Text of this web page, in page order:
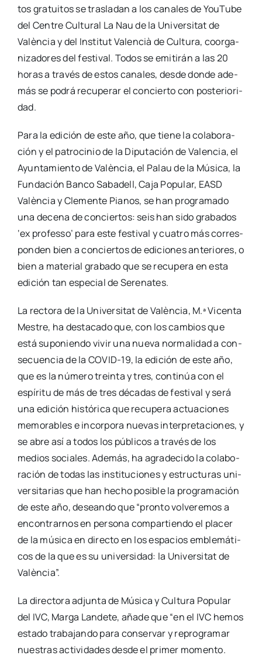
tos gra­tui­tos se tras­la­dan a los cana­les de You­Tu­be
del Cen­tre Cul­tu­ral La Nau de la Uni­ver­si­tat de
Valèn­cia y del Ins­ti­tut Valen­cià de Cul­tu­ra, coor­ga­
ni­za­do­res del fes­ti­val. Todos se emi­ti­rán a las 20
horas a tra­vés de estos cana­les, des­de don­de ade­
más se podrá recu­pe­rar el con­cier­to con pos­te­rio­ri­
dad.
Para la edi­ción de este año, que tie­ne la cola­bo­ra­
ción y el patro­ci­nio de la Dipu­tación de Valen­cia, el
Ayun­ta­mien­to de Valèn­cia, el Palau de la Músi­ca, la
Fun­da­ción Ban­co Saba­dell, Caja Popu­lar, EASD
Valèn­cia y Cle­men­te Pia­nos, se han pro­gra­ma­do
una dece­na de con­cier­tos: seis han sido gra­ba­dos
‘ex pro­fes­so’ para este fes­ti­val y cua­tro más corres­
pon­den bien a con­cier­tos de edi­cio­nes ante­rio­res, o
bien a mate­rial gra­ba­do que se recu­pe­ra en esta
edi­ción tan espe­cial de Sere­na­tes.
La rec­to­ra de la Uni­ver­si­tat de Valèn­cia, M.ª Vicen­ta
Mes­tre, ha des­ta­ca­do que, con los cam­bios que
está supo­nien­do vivir una nue­va nor­ma­li­dad a con­
se­cuen­cia de la COVID-19, la edi­ción de este año,
que es la núme­ro trein­ta y tres, con­ti­núa con el
espí­ri­tu de más de tres déca­das de fes­ti­val y será
una edi­ción his­tó­ri­ca que recu­pe­ra actua­cio­nes
memo­ra­bles e incor­po­ra nue­vas inter­pre­ta­cio­nes, y
se abre así a todos los públi­cos a tra­vés de los
medios socia­les. Ade­más, ha agra­de­ci­do la cola­bo­
ra­ción de todas las ins­ti­tu­cio­nes y estruc­tu­ras uni­
ver­si­ta­rias que han hecho posi­ble la pro­gra­ma­ción
de este año, desean­do que “pron­to vol­ve­re­mos a
encon­trar­nos en per­so­na com­par­tien­do el pla­cer
de la músi­ca en direc­to en los espa­cios emble­má­ti­
cos de la que es su uni­ver­si­dad: la Uni­ver­si­tat de
Valèn­cia”.
La direc­to­ra adjun­ta de Músi­ca y Cul­tu­ra Popu­lar
del IVC, Mar­ga Lan­de­te, aña­de que “en el IVC hemos
esta­do tra­ba­jan­do para con­ser­var y repro­gra­mar
nues­tras acti­vi­da­des des­de el pri­mer momen­to.